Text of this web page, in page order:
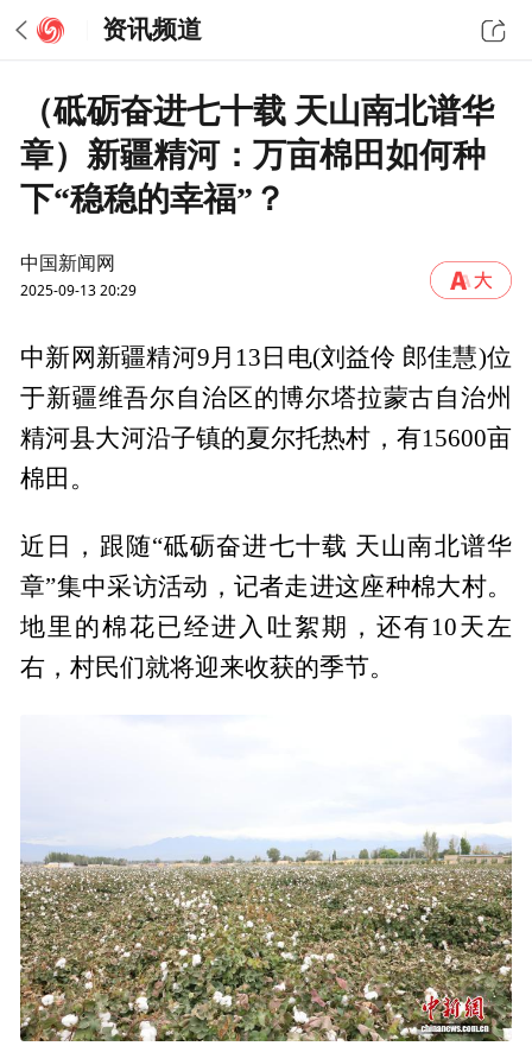
资讯频道
（砥砺奋进七十载 天山南北谱华
章）新疆精河：万亩棉田如何种
下“稳稳的幸福”？
中国新闻网
2025-09-13 20:29
中新网新疆精河9月13日电(刘益伶 郎佳慧)位
于新疆维吾尔自治区的博尔塔拉蒙古自治州
精河县大河沿子镇的夏尔托热村，有15600亩
棉田。
近日，跟随“砥砺奋进七十载 天山南北谱华
章”集中采访活动，记者走进这座种棉大村。
地里的棉花已经进入吐絮期，还有10天左
右，村民们就将迎来收获的季节。